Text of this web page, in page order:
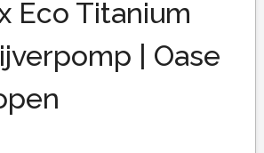
Eco Titanium
| Oase